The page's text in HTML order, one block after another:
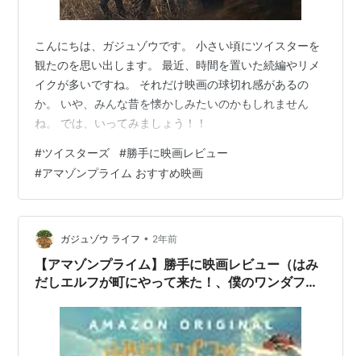
こんにちは、ガジュゾウです。 小さい頃にツイスターを
観たのを思い出します。 最近、時間を置いた続編やリメ
イクが多いですね。 それだけ映画の球切れ感があるの
か。 いや、みんな昔を懐かしみたいのかもしれません
ね。 では、いってみましょう！！
#ツイスターズ #勝手に映画レビュー
#アマゾンプライム おすすめ映画
ガジュゾウ ライフ • 2年前
【アマゾンプライム】勝手に映画レビュー（はみ
だしエルフが町にやって来た！、僕のワンダフ